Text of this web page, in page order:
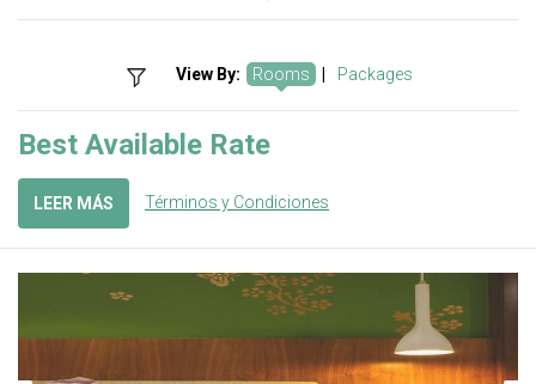
View By: Rooms Packages
Best Available Rate
LEER MÁS Términos y Condiciones
Previous Next